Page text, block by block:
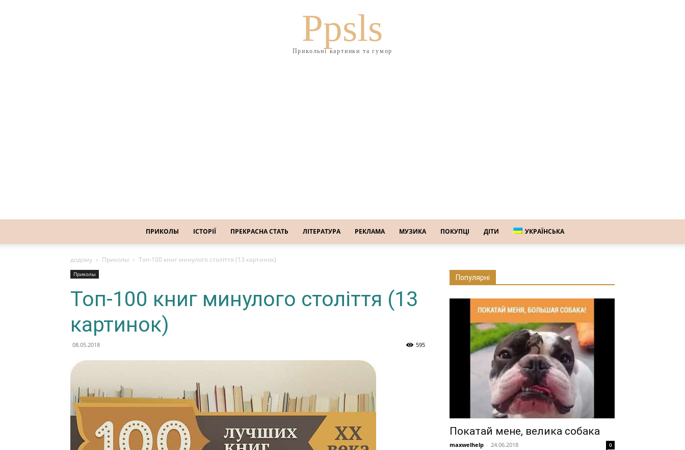
Ppsls
Прикольні картинки та гумор
ПРИКОЛЫ ІСТОРІЇ ПРЕКРАСНА СТАТЬ ЛІТЕРАТУРА РЕКЛАМА МУЗИКА ПОКУПЦІ ДІТИ УКРАЇНСЬКА
додому Приколы Топ-100 книг минулого століття (13 картинок)
Приколы
Топ-100 книг минулого століття (13
картинок)
08.05.2018 595
Популярні
Покатай мене, велика собака
maxwelhelp - 24.06.2018 0